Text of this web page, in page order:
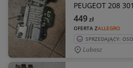
PEUGEOT 208
OFERTA ZALLEGRO
449zł
SPRZEDAJĄCY:
Lubasz